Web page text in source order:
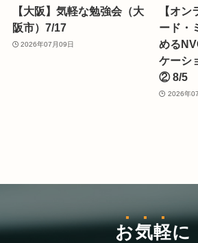
【大阪】気軽な勉強会（大
阪市）7/17
2026年07月09日
【オ
ード・
める
ケーシ
② 8/5
2026年
お気軽に